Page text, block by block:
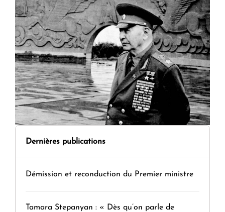
Dernières publications
Démission et reconduction du Premier ministre
Tamara Stepanyan : « Dès qu’on parle de